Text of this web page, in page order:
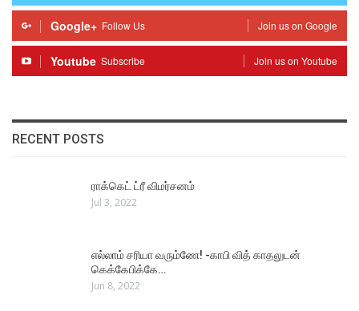
Google+ Follow Us Join us on Google
Youtube Subscribe Join us on Youtube
RECENT POSTS
ராக்கெட் ட்ரீ விமர்சனம்
Jul 3, 2022
எல்லாம் சரியா வரும்ணே! -காபி வித் காதலுடன்
கெக்கேபிக்கே…
Jun 8, 2022